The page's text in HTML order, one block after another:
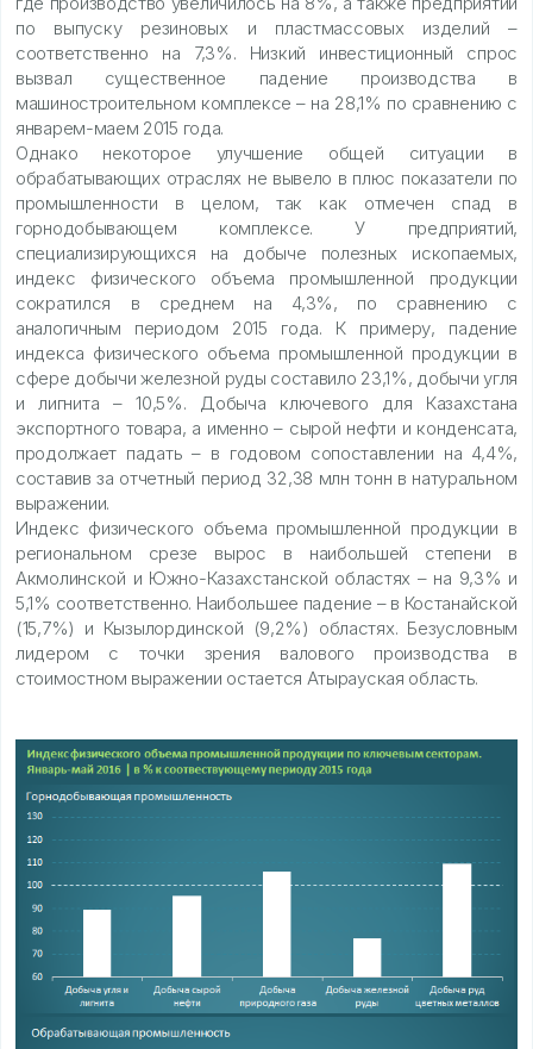
по выпуску резиновых и пластмассовых изделий –
соответственно на 7,3%. Низкий инвестиционный спрос
вызвал существенное падение производства в
машиностроительном комплексе – на 28,1% по сравнению с
январем-маем 2015 года.
Однако некоторое улучшение общей ситуации в
обрабатывающих отраслях не вывело в плюс показатели по
промышленности в целом, так как отмечен спад в
горнодобывающем комплексе. У предприятий,
специализирующихся на добыче полезных ископаемых,
индекс физического объема промышленной продукции
сократился в среднем на 4,3%, по сравнению с
аналогичным периодом 2015 года. К примеру, падение
индекса физического объема промышленной продукции в
сфере добычи железной руды составило 23,1%, добычи угля
и лигнита – 10,5%. Добыча ключевого для Казахстана
экспортного товара, а именно – сырой нефти и конденсата,
продолжает падать – в годовом сопоставлении на 4,4%,
составив за отчетный период 32,38 млн тонн в натуральном
выражении.
Индекс физического объема промышленной продукции в
региональном срезе вырос в наибольшей степени в
Акмолинской и Южно-Казахстанской областях – на 9,3% и
5,1% соответственно. Наибольшее падение – в Костанайской
(15,7%) и Кызылординской (9,2%) областях. Безусловным
лидером с точки зрения валового производства в
стоимостном выражении остается Атырауская область.